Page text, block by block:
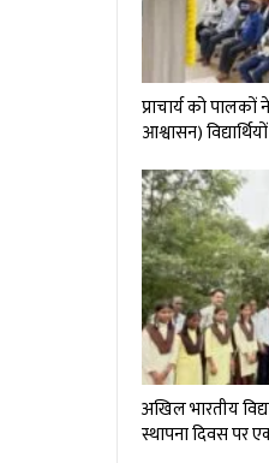
प्राचार्य को
आश्वासन)
अखिल भारतीय
स्थापना दिवस पर